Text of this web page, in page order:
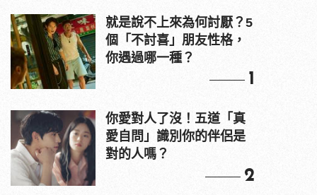
就是說不上來為何討厭？5
個「不討喜」朋友性格，
你遇過哪一種？
1
你愛對人了沒！五道「真
愛自問」識別你的伴侶是
對的人嗎？
2